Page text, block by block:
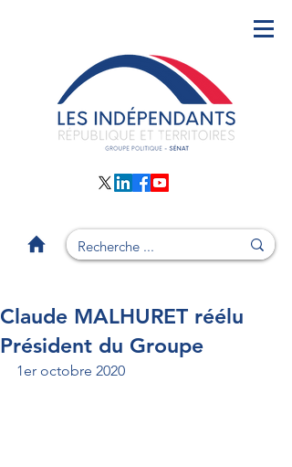
Claude MALHURET réélu
Président du Groupe
1er octobre 2020